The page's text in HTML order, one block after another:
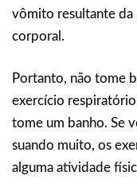
vômito resultante da
corporal.
Portanto, não tome
exercício
tome um banho. Se
suando muito, os
alguma atividade